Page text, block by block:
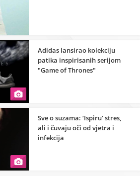
Adidas lansirao kolekciju
patika inspirisanih serijom
"Game of Thrones"
Sve o suzama: ‘Ispiru’ stres,
ali i čuvaju oči od vjetra i
infekcija